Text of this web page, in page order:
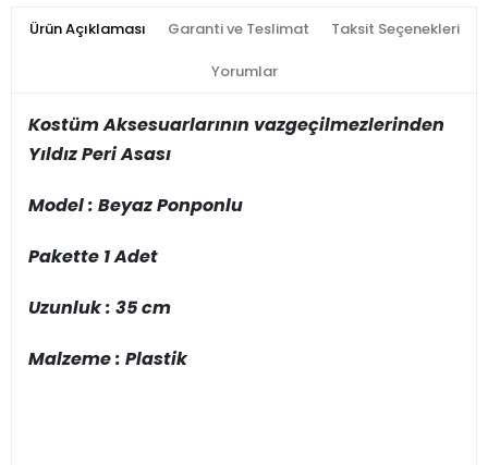
Ürün Açıklaması Garanti ve Teslimat Taksit Seçenekleri
Yorumlar
Kostüm Aksesuarlarının vazgeçilmezlerinden
Yıldız Peri Asası
Model : Beyaz Ponponlu
Pakette 1 Adet
Uzunluk : 35 cm
Malzeme : Plastik